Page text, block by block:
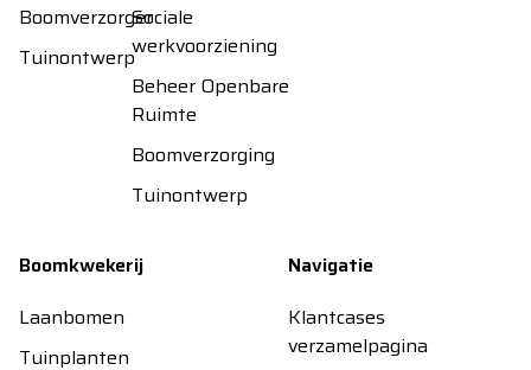
Boomverzorger
Tuinontwerp
Sociale
werkvoorziening
Beheer Openbare
Ruimte
Boomverzorging
Tuinontwerp
Boomkwekerij
Laanbomen
Tuinplanten
Navigatie
Klantcases
verzamelpagina